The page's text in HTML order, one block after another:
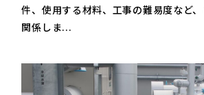
件、使用する材料、工事の難易度など
関係しま...